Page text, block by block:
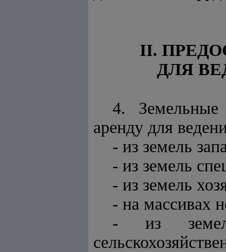
II.
ДЛЯ
4. Земельные
аренду для
- из земель
- из земель
- из земель
- на массивах
- из